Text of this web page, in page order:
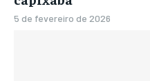
5 de fevereiro de 2026